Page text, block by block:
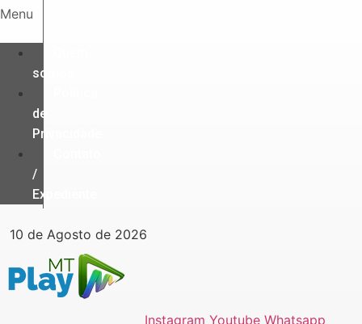
Ir
o
conteúdo
Menu
somos
de
Privacidade
/
Expediente
10 de Agosto de 2026
Instagram Youtube Whatsapp